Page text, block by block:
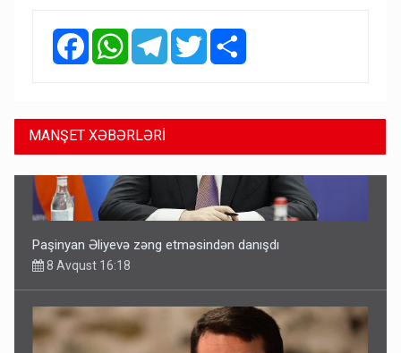
FacebookWhatsAppTelegramTwitter
MANŞET XƏBƏRLƏRİ